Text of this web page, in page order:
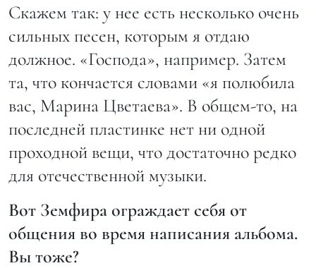
Скажем так: у нее есть несколько очень
сильных песен, которым я отдаю
должное. «Господа», например. Затем
та, что кончается словами «я полюбила
вас, Марина Цветаева». В общем-то, на
последней пластинке нет ни одной
проходной вещи, что достаточно редко
для отечественной музыки.
Вот Земфира ограждает себя от
общения во время написания альбома.
Вы тоже?